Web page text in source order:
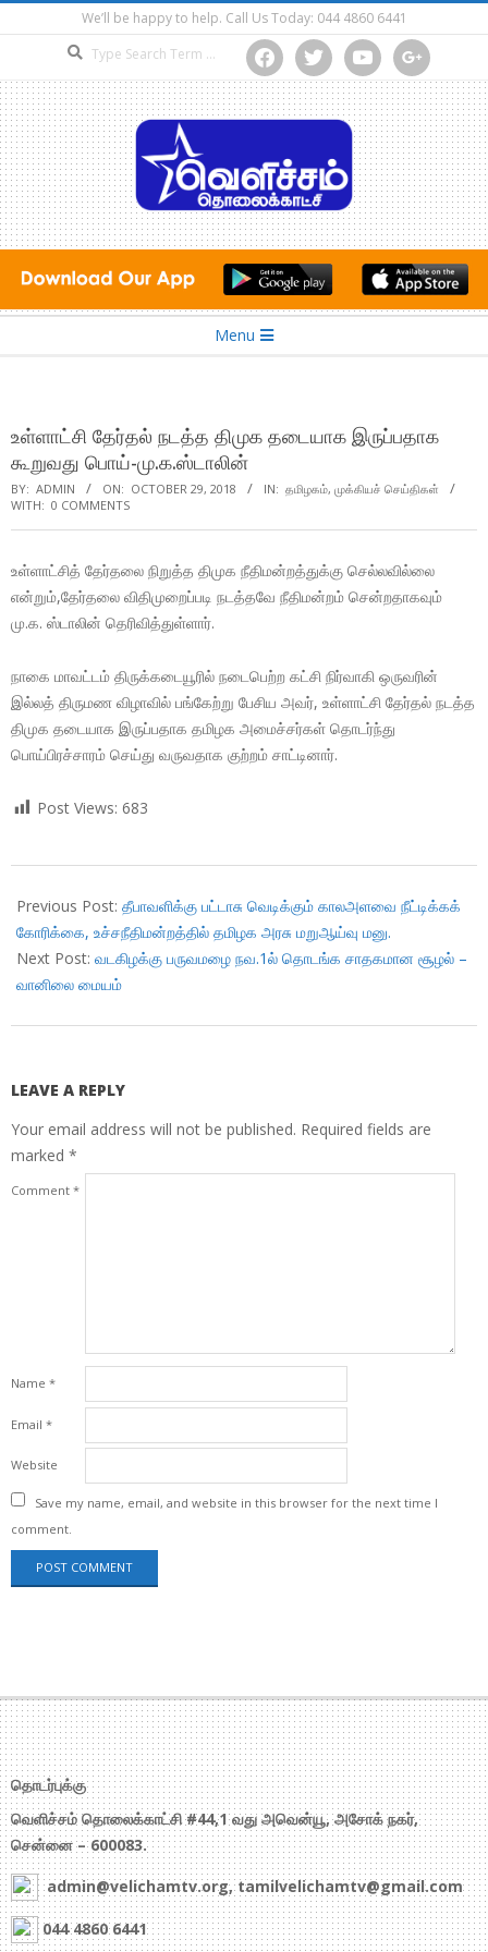
to
We’ll be happy to help. Call Us Today: 044 4860 6441
facebooktwitter youtube google
Menu
உள்ளாட்சி தேர்தல் நடத்த திமுக தடையாக இருப்பதாக
கூறுவது பொய்-மு.க.ஸ்டாலின்
BY: ADMIN ON: OCTOBER 29, 2018 IN: தமிழகம், முக்கியச் செய்திகள்
WITH: 0 COMMENTS
உள்ளாட்சித் தேர்தலை நிறுத்த திமுக நீதிமன்றத்துக்கு செல்லவில்லை
என்றும்,தேர்தலை விதிமுறைப்படி நடத்தவே நீதிமன்றம் சென்றதாகவும்
மு.க. ஸ்டாலின் தெரிவித்துள்ளார்.
நாகை மாவட்டம் திருக்கடையூரில் நடைபெற்ற கட்சி நிர்வாகி ஒருவரின்
இல்லத் திருமண விழாவில் பங்கேற்று பேசிய அவர், உள்ளாட்சி தேர்தல் நடத்த
திமுக தடையாக இருப்பதாக தமிழக அமைச்சர்கள் தொடர்ந்து
பொய்பிரச்சாரம் செய்து வருவதாக குற்றம் சாட்டினார்.
Post Views: 683
10-
29
Previous Post: தீபாவளிக்கு பட்டாசு வெடிக்கும் காலஅளவை நீட்டிக்கக்
கோரிக்கை, உச்சநீதிமன்றத்தில் தமிழக அரசு மறுஆய்வு மனு.
Next Post: வடகிழக்கு பருவமழை நவ.1ல் தொடங்க சாதகமான சூழல் –
வானிலை மையம்
LEAVE A REPLY
Your email address will not be published. Required fields are
marked *
Comment *
Name *
Email *
Website
Save my name, email, and website in this browser for the next time I
comment.
தொடர்புக்கு
வெளிச்சம் தொலைக்காட்சி #44,1 வது அவென்யூ, அசோக் நகர்,
சென்னை – 600083.
admin@velichamtv.org, tamilvelichamtv@gmail.com
044 4860 6441